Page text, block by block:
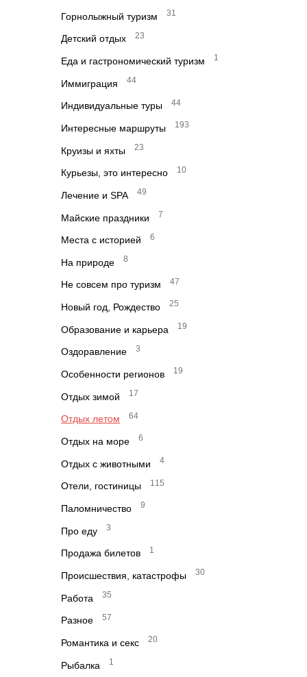
Горнолыжный туризм 31
Детский отдых 23
Еда и гастрономический туризм 1
Иммиграция 44
Индивидуальные туры 44
Интересные маршруты 193
Круизы и яхты 23
Курьезы, это интересно 10
Лечение и SPA 49
Майские праздники 7
Места с историей 6
На природе 8
Не совсем про туризм 47
Новый год, Рождество 25
Образование и карьера 19
Оздоравление 3
Особенности регионов 19
Отдых зимой 17
Отдых летом 64
Отдых на море 6
Отдых с животными 4
Отели, гостиницы 115
Паломничество 9
Про еду 3
Продажа билетов 1
Происшествия, катастрофы 30
Работа 35
Разное 57
Романтика и секс 20
Рыбалка 1